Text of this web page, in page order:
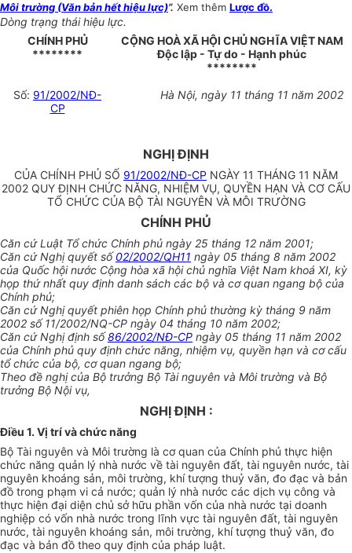
Môi trường (Văn bản hết hiệu lực)”. Xem thêm Lược đồ.
Dòng trạng thái hiệu lực.
CHÍNH PHỦ
********
CỘNG HOÀ XÃ HỘI CHỦ NGHĨA VIỆT NAM
Độc lập - Tự do - Hạnh phúc
********
Số: 91/2002/NĐ-
CP
Hà Nội, ngày 11 tháng 11 năm 2002
NGHỊ ĐỊNH
CỦA CHÍNH PHỦ SỐ 91/2002/NĐ-CP NGÀY 11 THÁNG 11 NĂM
2002 QUY ĐỊNH CHỨC NĂNG, NHIỆM VỤ, QUYỀN HẠN VÀ CƠ CẤU
TỔ CHỨC CỦA BỘ TÀI NGUYÊN VÀ MÔI TRƯỜNG
CHÍNH PHỦ
Căn cứ Luật Tổ chức Chính phủ ngày 25 tháng 12 năm 2001;
Căn cứ Nghị quyết số02/2002/QH11 ngày 05 tháng 8 năm 2002
của Quốc hội nước Cộng hòa xã hội chủ nghĩa Việt Nam khoá XI, kỳ
họp thứ nhất quy định danh sách các bộ và cơ quan ngang bộ của
Chính phủ;
Căn cứ Nghị quyết phiên họp Chính phủ thường kỳ tháng 9 năm
2002 số 11/2002/NQ-CP ngày 04 tháng 10 năm 2002;
Căn cứ Nghị định số86/2002/NĐ-CP ngày 05 tháng 11 năm 2002
của Chính phủ quy định chức năng, nhiệm vụ, quyền hạn và cơ cấu
tổ chức của bộ, cơ quan ngang bộ;
Theo đề nghị của Bộ trưởng Bộ Tài nguyên và Môi trường và Bộ
trưởng Bộ Nội vụ,
NGHỊ ĐỊNH :
Điều 1. Vị trí và chức năng
Bộ Tài nguyên và Môi trường là cơ quan của Chính phủ thực hiện
chức năng quản lý nhà nước về tài nguyên đất, tài nguyên nước, tài
nguyên khoáng sản, môi trường, khí tượng thuỷ văn, đo đạc và bản
đồ trong phạm vi cả nước; quản lý nhà nước các dịch vụ công và
thực hiện đại diện chủ sở hữu phần vốn của nhà nước tại doanh
nghiệp có vốn nhà nước trong lĩnh vực tài nguyên đất, tài nguyên
nước, tài nguyên khoáng sản, môi trường, khí tượng thuỷ văn, đo
đạc và bản đồ theo quy định của pháp luật.